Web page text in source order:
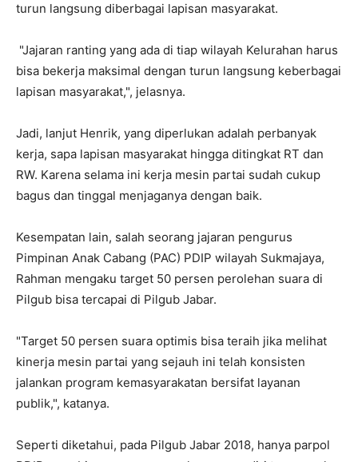
turun langsung diberbagai lapisan masyarakat.
"Jajaran ranting yang ada di tiap wilayah Kelurahan harus
bisa bekerja maksimal dengan turun langsung keberbagai
lapisan masyarakat,", jelasnya.
Jadi, lanjut Henrik, yang diperlukan adalah perbanyak
kerja, sapa lapisan masyarakat hingga ditingkat RT dan
RW. Karena selama ini kerja mesin partai sudah cukup
bagus dan tinggal menjaganya dengan baik.
Kesempatan lain, salah seorang jajaran pengurus
Pimpinan Anak Cabang (PAC) PDIP wilayah Sukmajaya,
Rahman mengaku target 50 persen perolehan suara di
Pilgub bisa tercapai di Pilgub Jabar.
"Target 50 persen suara optimis bisa teraih jika melihat
kinerja mesin partai yang sejauh ini telah konsisten
jalankan program kemasyarakatan bersifat layanan
publik,", katanya.
Seperti diketahui, pada Pilgub Jabar 2018, hanya parpol